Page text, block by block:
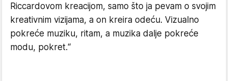
Riccardovom kreacijom, samo što ja pevam o svojim
kreativnim vizijama, a on kreira odeću. Vizualno
pokreće muziku, ritam, a muzika dalje pokreće
modu, pokret.“